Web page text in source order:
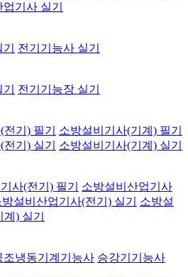
기사 실기
전기기능사 실기
전기기능장 실기
기) 필기
소방설비기사(기계) 필기
기) 실기
소방설비기사(기계) 실기
사(전기) 필기
소방설비산업기사
방설비산업기사(전기) 실기
소방설
) 실기
조냉동기계기능사 승강기기능사